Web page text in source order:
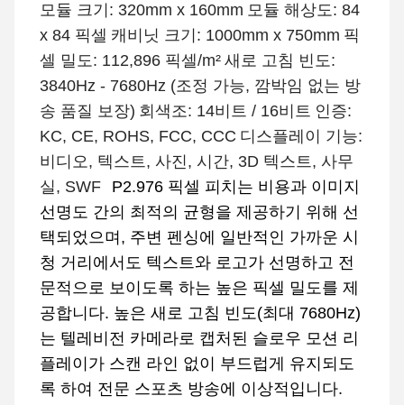
모듈 크기: 320mm x 160mm 모듈 해상도: 84
x 84 픽셀 캐비닛 크기: 1000mm x 750mm 픽
셀 밀도: 112,896 픽셀/m² 새로 고침 빈도:
3840Hz - 7680Hz (조정 가능, 깜박임 없는 방
송 품질 보장) 회색조: 14비트 / 16비트 인증:
KC, CE, ROHS, FCC, CCC 디스플레이 기능:
비디오, 텍스트, 사진, 시간, 3D 텍스트, 사무
실, SWF
P2.976 픽셀 피치는 비용과 이미지
선명도 간의 최적의 균형을 제공하기 위해 선
택되었으며, 주변 펜싱에 일반적인 가까운 시
청 거리에서도 텍스트와 로고가 선명하고 전
문적으로 보이도록 하는 높은 픽셀 밀도를 제
공합니다. 높은 새로 고침 빈도(최대 7680Hz)
는 텔레비전 카메라로 캡처된 슬로우 모션 리
플레이가 스캔 라인 없이 부드럽게 유지되도
록 하여 전문 스포츠 방송에 이상적입니다.